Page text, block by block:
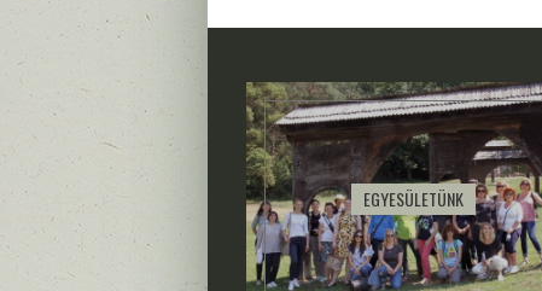
EGYESÜLETÜNK